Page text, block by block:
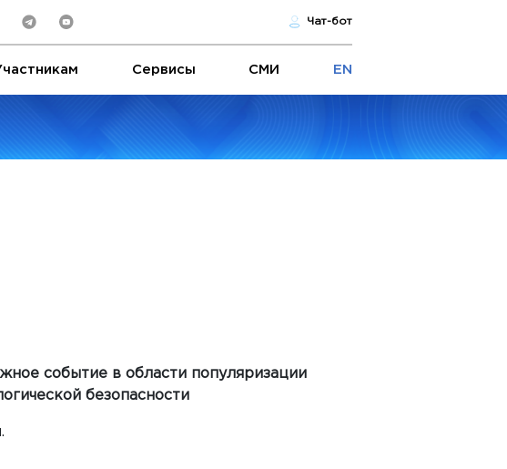
Чат-бот
Сервисы СМИ EN
событие в области популяризации
безопасности